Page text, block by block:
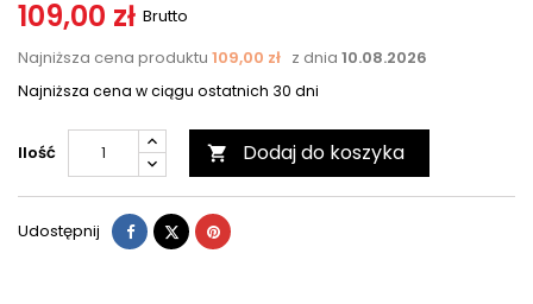
109,00 zł Brutto
Najniższa cena produktu 109,00 zł z dnia 10.08.2026
Najniższa cena w ciągu ostatnich 30 dni
Ilość  Dodaj do koszyka
Udostępnij Udostępnij
TweetujPinterest